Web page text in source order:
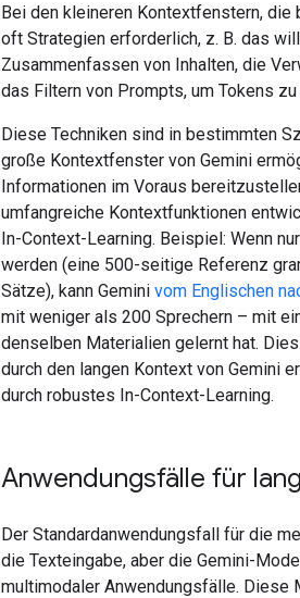
Bei den kleineren Kontextfenstern,
oft Strategien erforderlich, z. B. das
Zusammenfassen von Inhalten, die
das Filtern von Prompts, um Tokens zu
Diese Techniken sind in bestimmten
große Kontextfenster von Gemini
Informationen im Voraus
umfangreiche Kontextfunktionen
In-Context-Learning. Beispiel: Wenn
werden (eine 500-seitige Referenz
Sätze), kann Gemini vom Englischen
mit weniger als 200 Sprechern – mit
denselben Materialien gelernt hat.
durch den langen Kontext von Gemini
durch robustes In-Context-Learning.
Anwendungsfälle für
Der Standardanwendungsfall für die
die Texteingabe, aber die Gemini-
multimodaler Anwendungsfälle. Diese